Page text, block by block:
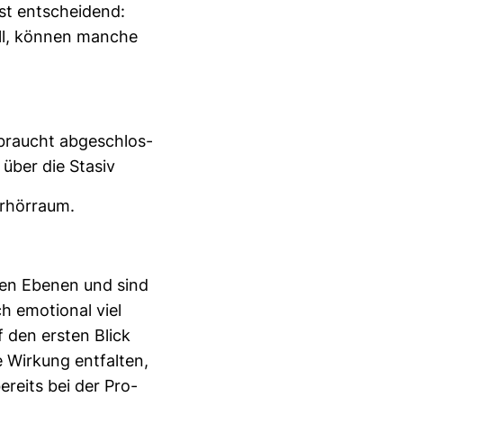
ent­schei­dend:
können manche
abge­schlos­
die Stasiv
Ebenen und sind
emo­tional viel
den ersten Blick
Wir­kung ent­falten,
bei der Pro­